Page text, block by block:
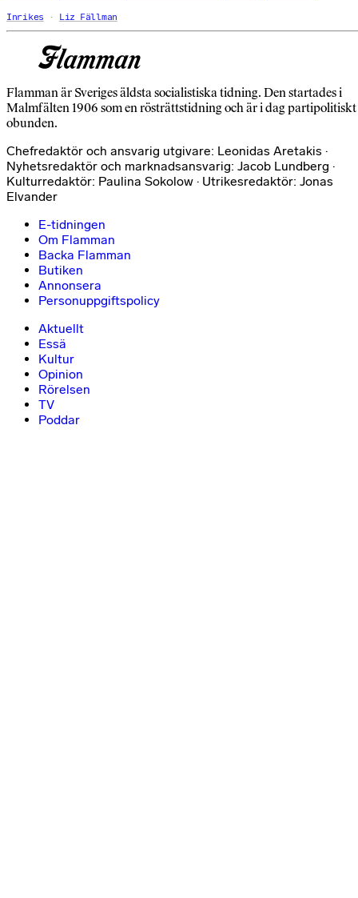
Inrikes Liz Fällman
Flamman är Sveriges äldsta socialistiska tidning. Den startades i
Malmfälten 1906 som en rösträttstidning och är i dag partipolitiskt
obunden.
Chefredaktör och ansvarig utgivare: Leonidas Aretakis ·
Nyhetsredaktör och marknadsansvarig: Jacob Lundberg ·
Kulturredaktör: Paulina Sokolow · Utrikesredaktör: Jonas
Elvander
E-tidningen
Om Flamman
Backa Flamman
Butiken
Annonsera
Personuppgiftspolicy
Aktuellt
Essä
Kultur
Opinion
Rörelsen
TV
Poddar